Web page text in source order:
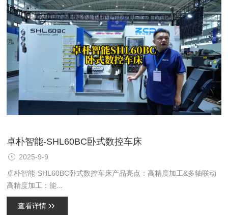
卓朴智能-SHL60BC卧式数控车床
2025-9-9
卓朴智能-SHL60BC卧式数控车床产品亮点：高精度加工&多轴联动
高精度加工：能...
查看详情